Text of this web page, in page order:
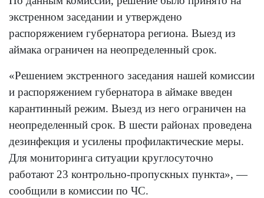
экстренном заседании и утверждено
распоряжением губернатора региона. Выезд из
аймака ограничен на неопределенный срок.
«Решением экстренного заседания нашей комиссии
и распоряжением губернатора в аймаке введен
карантинный режим. Выезд из него ограничен на
неопределенный срок. В шести районах проведена
дезинфекция и усилены профилактические меры.
Для мониторинга ситуации круглосуточно
работают 23 контрольно-пропускных пункта», —
сообщили в комиссии по ЧС.